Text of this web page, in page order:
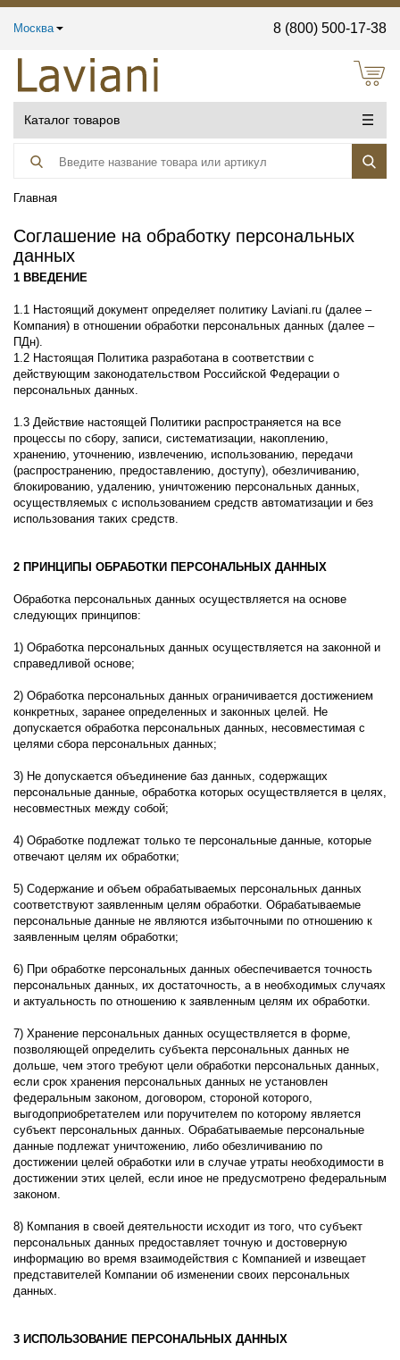
Москва 8 (800) 500-17-38
Каталог товаров
Главная
Соглашение на обработку персональных
данных
1 ВВЕДЕНИЕ
1.1 Настоящий документ определяет политику Laviani.ru (далее –
Компания) в отношении обработки персональных данных (далее –
ПДн).
1.2 Настоящая Политика разработана в соответствии с
действующим законодательством Российской Федерации о
персональных данных.
1.3 Действие настоящей Политики распространяется на все
процессы по сбору, записи, систематизации, накоплению,
хранению, уточнению, извлечению, использованию, передачи
(распространению, предоставлению, доступу), обезличиванию,
блокированию, удалению, уничтожению персональных данных,
осуществляемых с использованием средств автоматизации и без
использования таких средств.
2 ПРИНЦИПЫ ОБРАБОТКИ ПЕРСОНАЛЬНЫХ ДАННЫХ
Обработка персональных данных осуществляется на основе
следующих принципов:
1) Обработка персональных данных осуществляется на законной и
справедливой основе;
2) Обработка персональных данных ограничивается достижением
конкретных, заранее определенных и законных целей. Не
допускается обработка персональных данных, несовместимая с
целями сбора персональных данных;
3) Не допускается объединение баз данных, содержащих
персональные данные, обработка которых осуществляется в целях,
несовместных между собой;
4) Обработке подлежат только те персональные данные, которые
отвечают целям их обработки;
5) Содержание и объем обрабатываемых персональных данных
соответствуют заявленным целям обработки. Обрабатываемые
персональные данные не являются избыточными по отношению к
заявленным целям обработки;
6) При обработке персональных данных обеспечивается точность
персональных данных, их достаточность, а в необходимых случаях
и актуальность по отношению к заявленным целям их обработки.
7) Хранение персональных данных осуществляется в форме,
позволяющей определить субъекта персональных данных не
дольше, чем этого требуют цели обработки персональных данных,
если срок хранения персональных данных не установлен
федеральным законом, договором, стороной которого,
выгодоприобретателем или поручителем по которому является
субъект персональных данных. Обрабатываемые персональные
данные подлежат уничтожению, либо обезличиванию по
достижении целей обработки или в случае утраты необходимости в
достижении этих целей, если иное не предусмотрено федеральным
законом.
8) Компания в своей деятельности исходит из того, что субъект
персональных данных предоставляет точную и достоверную
информацию во время взаимодействия с Компанией и извещает
представителей Компании об изменении своих персональных
данных.
3 ИСПОЛЬЗОВАНИЕ ПЕРСОНАЛЬНЫХ ДАННЫХ